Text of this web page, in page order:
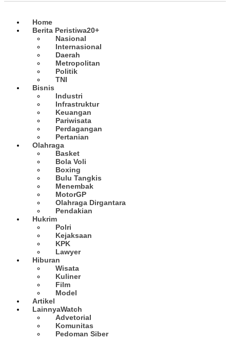
Home
Berita Peristiwa20+
Nasional
Internasional
Daerah
Metropolitan
Politik
TNI
Bisnis
Industri
Infrastruktur
Keuangan
Pariwisata
Perdagangan
Pertanian
Olahraga
Basket
Bola Voli
Boxing
Bulu Tangkis
Menembak
MotorGP
Olahraga Dirgantara
Pendakian
Hukrim
Polri
Kejaksaan
KPK
Lawyer
Hiburan
Wisata
Kuliner
Film
Model
Artikel
LainnyaWatch
Advetorial
Komunitas
Pedoman Siber